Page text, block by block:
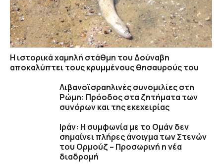
Η ιστορικά χαμηλή στάθμη του Δούναβη
αποκαλύπτει τους κρυμμένους θησαυρούς του
Λιβανοϊσραηλινές συνομιλίες στη
Ρώμη: Πρόοδος στα ζητήματα των
συνόρων και της εκεχειρίας
Ιράν: Η συμφωνία με το Ομάν δεν
σημαίνει πλήρες άνοιγμα των Στενών
του Ορμούζ – Προσωρινή η νέα
διαδρομή